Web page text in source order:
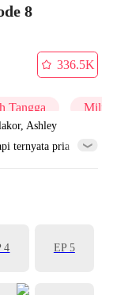
8
336.5K
Tangga
Ashley
ternyata pria
4 EP 5